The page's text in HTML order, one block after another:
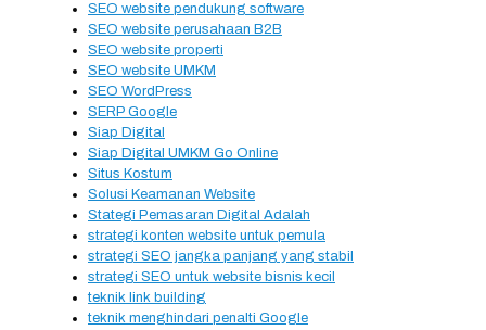
SEO website pendukung software
SEO website perusahaan B2B
SEO website properti
SEO website UMKM
SEO WordPress
SERP Google
Siap Digital
Siap Digital UMKM Go Online
Situs Kostum
Solusi Keamanan Website
Stategi Pemasaran Digital Adalah
strategi konten website untuk pemula
strategi SEO jangka panjang yang stabil
strategi SEO untuk website bisnis kecil
teknik link building
teknik menghindari penalti Google